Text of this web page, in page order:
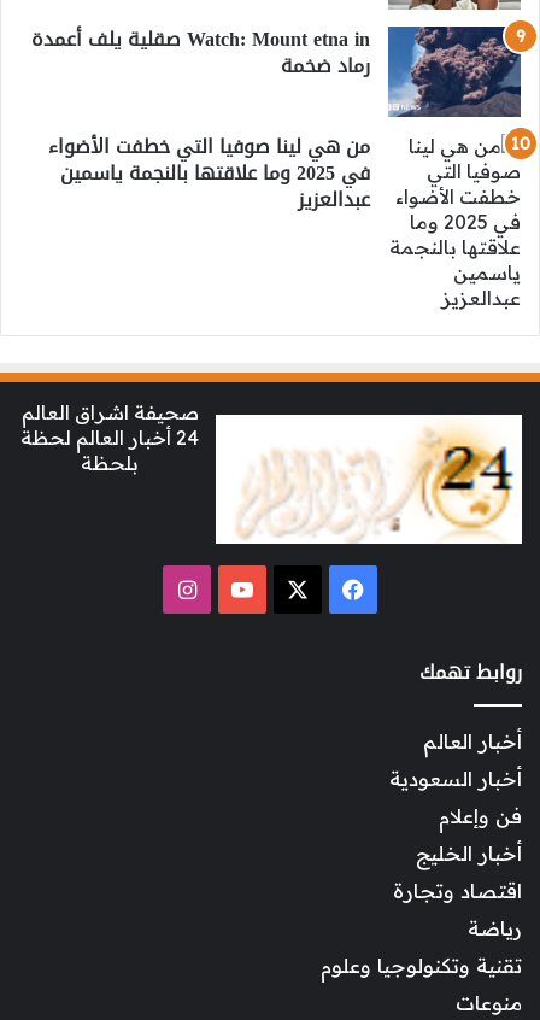
Watch: Mount etna in صقلية يلف أعمدة
رماد ضخمة
من هي لينا صوفيا التي خطفت الأضواء
في 2025 وما علاقتها بالنجمة ياسمين
عبدالعزيز
صحيفة اشراق العالم
24 أخبار العالم لحظة
بلحظة
فيسبوك ‫YouTubeانستقرام
روابط تهمك
أخبار العالم
أخبار السعودية
فن وإعلام
أخبار الخليج
اقتصاد وتجارة
رياضة
تقنية وتكنولوجيا وعلوم
منوعات